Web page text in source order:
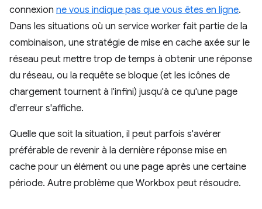
connexion ne vous indique pas que vous êtes en ligne.
Dans les situations où un service worker fait partie de la
combinaison, une stratégie de mise en cache axée sur le
réseau peut mettre trop de temps à obtenir une réponse
du réseau, ou la requête se bloque (et les icônes de
chargement tournent à l'infini) jusqu'à ce qu'une page
d'erreur s'affiche.
Quelle que soit la situation, il peut parfois s'avérer
préférable de revenir à la dernière réponse mise en
cache pour un élément ou une page après une certaine
période. Autre problème que Workbox peut résoudre.